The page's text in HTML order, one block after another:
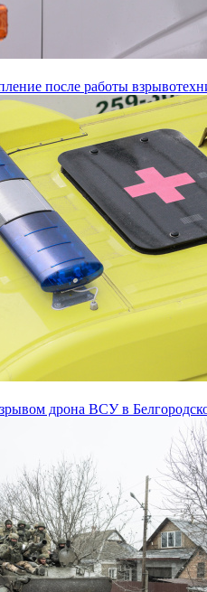
после работы
дрона ВСУ в